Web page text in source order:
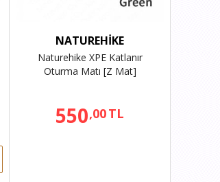
NATUREHİKE
Naturehike XPE Katlanır
Oturma Matı [Z Mat]
550,00TL